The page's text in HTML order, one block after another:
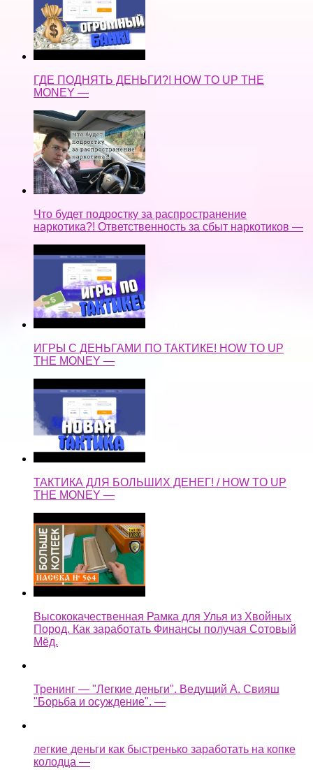
ГДЕ ПОДНЯТЬ ДЕНЬГИ?! HOW TO UP THE
MONEY —
Что будет подростку за распространение
наркотика?! Ответственность за сбыт наркотиков —
ИГРЫ С ДЕНЬГАМИ ПО ТАКТИКЕ! HOW TO UP
THE MONEY —
ТАКТИКА ДЛЯ БОЛЬШИХ ДЕНЕГ! / HOW TO UP
THE MONEY —
Высококачественная Рамка для Улья из Хвойных
Пород. Как заработать Финансы получая Сотовый
Мёд.
Тренинг — "Легкие деньги". Ведущий А. Свияш
"Борьба и осуждение". —
легкие деньги как быстренько заработать на копке
колодца —